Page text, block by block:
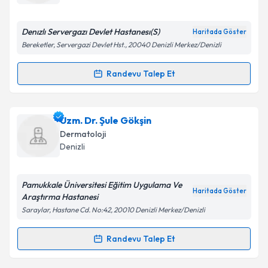
Kişisel verilerimin işlenmesine ilişkin
Metni'ni okudum ve kişisel verilerimin belirtilen
Takvim Talebini Gönder
Denızlı Servergazı Devlet Hastanesı(S) Haritada Göster
Bereketler, Servergazi Devlet Hst., 20040 Denizli Merkez/Denizli
Randevu Talep Et
Randevu Takvimi Talebi
Dr. Hümeyra Tenekeciiçin randevu takvimi talebi
oluşturun. Size bu uzmandan randevu almanız için bir
takvim hazırlandığında e-posta ile bilgilendireceğiz.
Kişisel verilerimin işlenmesine ilişkinAydınlatma
'ni okudum ve kişisel verilerimin belirtilen
kapsamda işlenmesini kabul ediyorum.
Uzm. Dr. Şule Gökşin
Dermatoloji
Denizli
Pamukkale Üniversitesi Eğitim Uygulama Ve
Araştırma Hastanesi
Haritada Göster
Saraylar, Hastane Cd. No:42, 20010 Denizli Merkez/Denizli
Randevu Talep Et
Randevu Takvimi Talebi